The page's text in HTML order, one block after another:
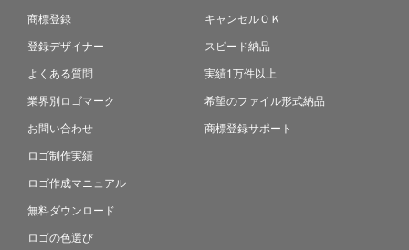
商標登録
登録デザイナー
よくある質問
業界別ロゴマーク
お問い合わせ
ロゴ制作実績
ロゴ作成マニュアル
無料ダウンロード
ロゴの色選び
キャンセルＯＫ
スピード納品
実績1万件以上
希望のファイル形式納品
商標登録サポート